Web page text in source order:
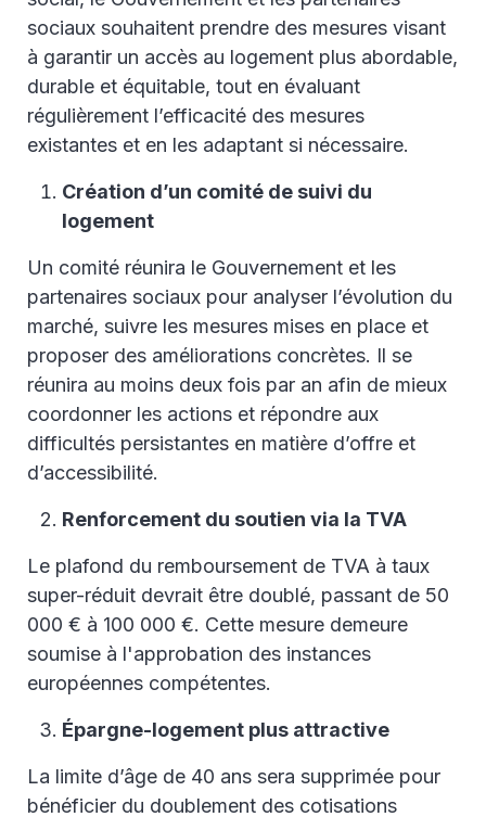
sociaux souhaitent prendre des mesures visant
à garantir un accès au logement plus abordable,
durable et équitable, tout en évaluant
régulièrement l’efficacité des mesures
existantes et en les adaptant si nécessaire.
Création d’un comité de suivi du
logement
Un comité réunira le Gouvernement et les
partenaires sociaux pour analyser l’évolution du
marché, suivre les mesures mises en place et
proposer des améliorations concrètes. Il se
réunira au moins deux fois par an afin de mieux
coordonner les actions et répondre aux
difficultés persistantes en matière d’offre et
d’accessibilité.
Renforcement du soutien via la TVA
Le plafond du remboursement de TVA à taux
super-réduit devrait être doublé, passant de 50
000 € à 100 000 €. Cette mesure demeure
soumise à l'approbation des instances
européennes compétentes.
Épargne-logement plus attractive
La limite d’âge de 40 ans sera supprimée pour
bénéficier du doublement des cotisations